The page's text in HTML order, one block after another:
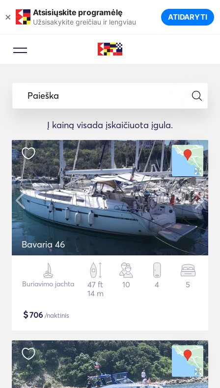
× Atsisiųskite programėlę
Užsisakykite greičiau ir lengviau ATIDARYTI
Paieška
Į kainą visada įskaičiuota įgula.
Bavaria 46
Buriavimo jachta
47 ft
14 m
10 4 5
$706 /naktinis